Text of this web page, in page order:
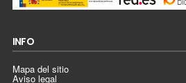
INFO
Mapa del sitio
Aviso legal